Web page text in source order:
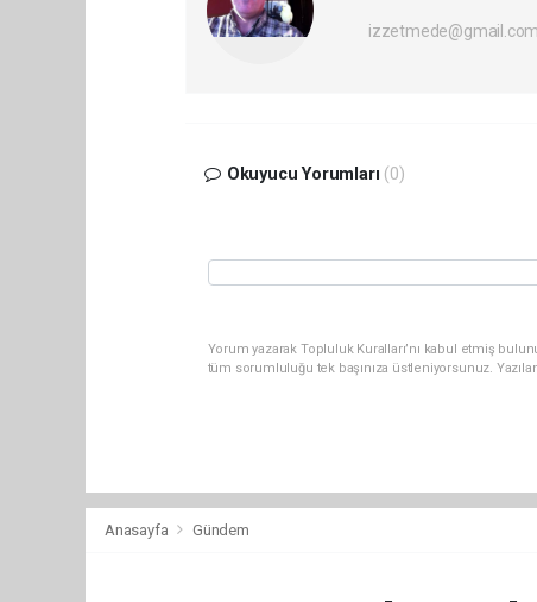
izzetmede@gmail.com
Okuyucu Yorumları (0)
Yorum yazarak Topluluk Kuralları’nı kabul etmiş
tüm sorumluluğu tek başınıza üstleniyorsunuz.
Anasayfa Gündem